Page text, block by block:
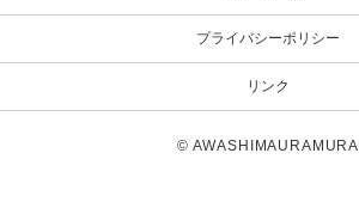
プライバシーポリシー
リンク
© AWASHIMAURAMURA